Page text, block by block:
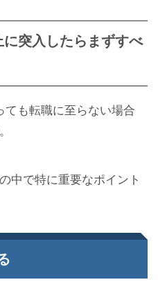
突入したらまずすべ
ても転職に至らない場合
中で特に重要なポイント